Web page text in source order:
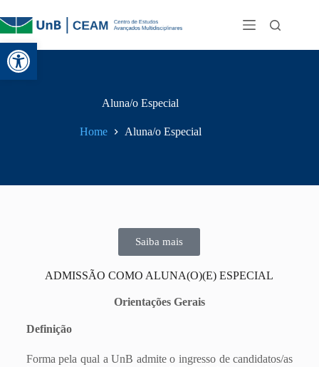
Abrir a barra de ferramentas
Aluna/o Especial
Home Aluna/o Especial
Saiba mais
ADMISSÃO COMO ALUNA(O)(E) ESPECIAL
Orientações Gerais
Definição
Forma pela qual a UnB admite o ingresso de candidatos/as